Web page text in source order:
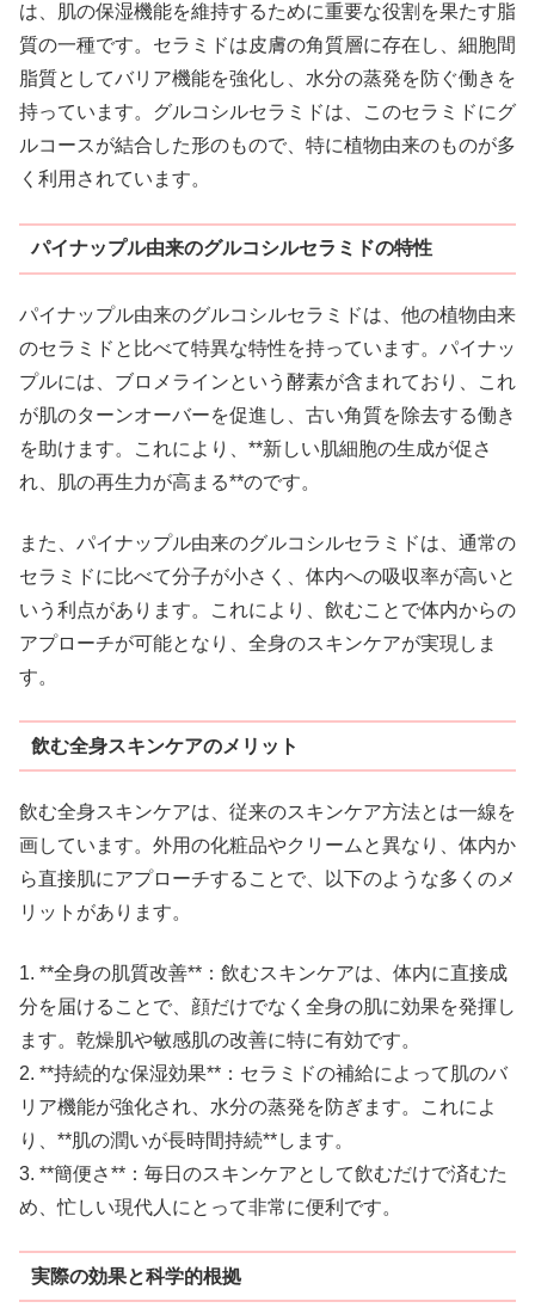
は、肌の保湿機能を維持するために重要な役割を果たす脂
質の一種です。セラミドは皮膚の角質層に存在し、細胞間
脂質としてバリア機能を強化し、水分の蒸発を防ぐ働きを
持っています。グルコシルセラミドは、このセラミドにグ
ルコースが結合した形のもので、特に植物由来のものが多
く利用されています。
パイナップル由来のグルコシルセラミドの特性
パイナップル由来のグルコシルセラミドは、他の植物由来
のセラミドと比べて特異な特性を持っています。パイナッ
プルには、ブロメラインという酵素が含まれており、これ
が肌のターンオーバーを促進し、古い角質を除去する働き
を助けます。これにより、**新しい肌細胞の生成が促さ
れ、肌の再生力が高まる**のです。
また、パイナップル由来のグルコシルセラミドは、通常の
セラミドに比べて分子が小さく、体内への吸収率が高いと
いう利点があります。これにより、飲むことで体内からの
アプローチが可能となり、全身のスキンケアが実現しま
す。
飲む全身スキンケアのメリット
飲む全身スキンケアは、従来のスキンケア方法とは一線を
画しています。外用の化粧品やクリームと異なり、体内か
ら直接肌にアプローチすることで、以下のような多くのメ
リットがあります。
1. **全身の肌質改善**：飲むスキンケアは、体内に直接成
分を届けることで、顔だけでなく全身の肌に効果を発揮し
ます。乾燥肌や敏感肌の改善に特に有効です。
2. **持続的な保湿効果**：セラミドの補給によって肌のバ
リア機能が強化され、水分の蒸発を防ぎます。これによ
り、**肌の潤いが長時間持続**します。
3. **簡便さ**：毎日のスキンケアとして飲むだけで済むた
め、忙しい現代人にとって非常に便利です。
実際の効果と科学的根拠